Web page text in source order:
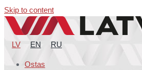
Skip to content
LV EN RU
Ostas